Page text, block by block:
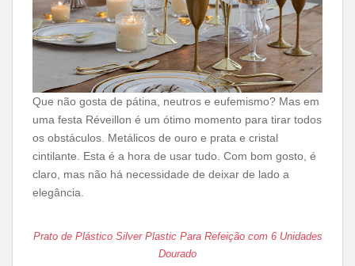
Que não gosta de pátina, neutros e eufemismo? Mas em
uma festa Réveillon é um ótimo momento para tirar todos
os obstáculos. Metálicos de ouro e prata e cristal
cintilante. Esta é a hora de usar tudo. Com bom gosto, é
claro, mas não há necessidade de deixar de lado a
elegância.
Prato de Plástico Silver Plastic Para Refeição com 6 Unidades
Dourado